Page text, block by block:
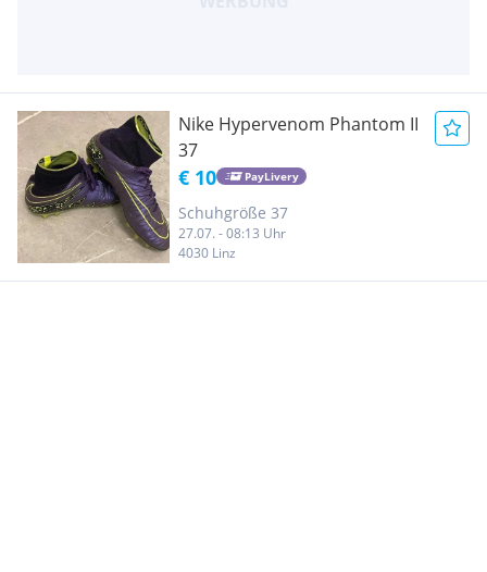
Nike Hypervenom Phantom II
37
€ 10 PayLivery
Schuhgröße 37
27.07. - 08:13 Uhr
4030 Linz